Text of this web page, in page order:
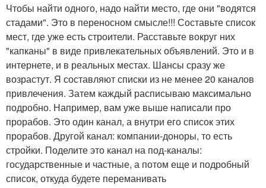
Чтобы найти одного, надо найти место, где они "водятся
стадами". Это в переносном смысле!!! Составьте список
мест, где уже есть строители. Расставьте вокруг них
"капканы" в виде привлекательных объявлений. Это и в
интернете, и в реальных местах. Шансы сразу же
возрастут. Я составляют списки из не менее 20 каналов
привлечения. Затем каждый расписываю максимально
подробно. Например, вам уже выше написали про
прорабов. Это один канал, а внутри его список этих
прорабов. Другой канал: компании-доноры, то есть
стройки. Поделите это канал на под-каналы:
государственные и частные, а потом еще и подробный
список, откуда будете переманивать